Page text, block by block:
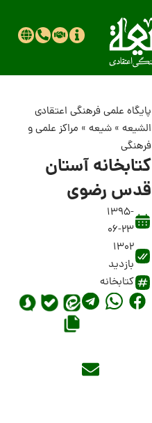
پایگاه علمی فرهنگی اعتقادی
الشیعه» شیعه» مراکز علمی و
فرهنگی
کتابخانه آستان
قدس رضوی
1395-
06-23
1302
بازدید
کتابخانه